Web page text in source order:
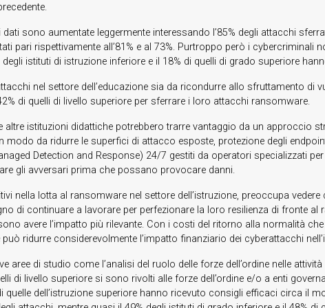
sono aumentate leggermente interessando l’85% degli attacchi
pari rispettivamente all’81% e al 73%. Purtroppo però i
istituti di istruzione inferiore e il 18% di quelli di grado superiore
nel settore dell’educazione sia da ricondurre allo sfruttamento di
di quelli di livello superiore per sferrare i loro attacchi ransomware.
istituzioni didattiche potrebbero trarre vantaggio da un approccio
modo da ridurre le superfici di attacco esposte, protezione degli
Detection and Response) 24/7 gestiti da operatori specializzati
gli avversari prima che possano provocare danni.
nella lotta al ransomware nel settore dell’istruzione, preoccupa
di continuare a lavorare per perfezionare la loro resilienza di fronte
avere l’impatto più rilevante. Con i costi del ritorno alla normalità
ridurre considerevolmente l’impatto finanziario dei cyberattacchi
aree di studio come l’analisi del ruolo delle forze dell’ordine nelle
di livello superiore si sono rivolti alle forze dell’ordine e/o a enti
quelle dell’istruzione superiore hanno ricevuto consigli efficaci circa il